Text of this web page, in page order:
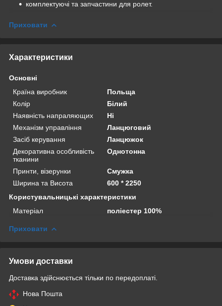
комплектуючі та запчастини для ролет.
Приховати
Характеристики
Основні
Країна виробник
Польща
Колір
Білий
Наявність напраляющих
Ні
Механізм управління
Ланцюговий
Засіб керування
Ланцюжок
Декоративна особливість
тканини
Однотонна
Принти, візерунки
Смужка
Ширина та Висота
600 * 2250
Користувальницькі характеристики
Матеріал
поліестер 100%
Приховати
Умови доставки
Доставка здійснюється тільки по передоплаті.
Нова Пошта